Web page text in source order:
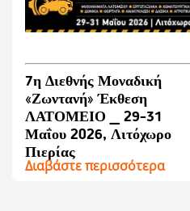
7η Διεθνής Μοναδική
«Ζωντανή» Έκθεση
ΛΑΤΟΜΕΙΟ _ 29-31
Μαΐου 2026, Λιτόχωρο
Πιερίας
Διαβάστε περισσότερα